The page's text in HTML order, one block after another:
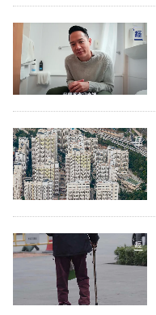
時
事
欄
訂
閱
區